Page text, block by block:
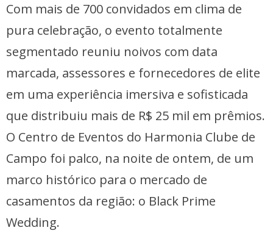
Com mais de 700 convidados em clima de
pura celebração, o evento totalmente
segmentado reuniu noivos com data
marcada, assessores e fornecedores de elite
em uma experiência imersiva e sofisticada
que distribuiu mais de R$ 25 mil em prêmios.
O Centro de Eventos do Harmonia Clube de
Campo foi palco, na noite de ontem, de um
marco histórico para o mercado de
casamentos da região: o Black Prime
Wedding.